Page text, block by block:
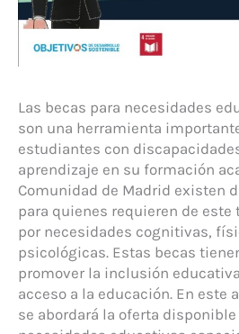
Las becas para necesidades
son una herramienta
estudiantes con
aprendizaje en su formación
Comunidad de Madrid existen
para quienes requieren de este
por necesidades cognitivas,
psicológicas. Estas becas
promover la inclusión
acceso a la educación. En este
se abordará la oferta disponible